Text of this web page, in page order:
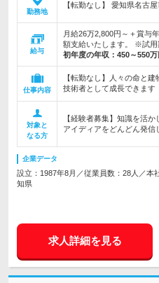
勤務地
【転勤なし】 愛知県名古
給与
月給26万2,800円～＋賞与
額支給いたします。 ※試用
初年度の年収： 450～550万
仕事内容
【転勤なし】人々の命と
技術者として成長できます
対象と
なる方
【経験者募集】知識を活
アイディアをどんどん発信
企業データ
設立：1987年8月／従業員数：28人／本
知県
求人詳細を見る